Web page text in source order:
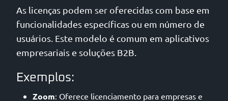
As licenças podem ser oferecidas com base em
funcionalidades específicas ou em número de
usuários. Este modelo é comum em aplicativos
empresariais e soluções B2B.
Exemplos:
Zoom: Oferece licenciamento para empresas e